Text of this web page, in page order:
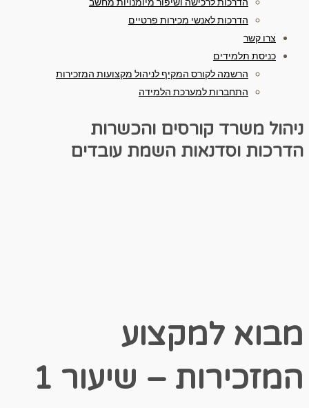
הדרכות לאנשי מכירות פרטיים
צרו קשר
כניסת תלמידים
הרשמה לקורס המקיף לניהול מקצועות המזכירות
התחברות למערכת הלמידה
ניהול משרד קורסים והכשרות
הדרכות וסדנאות השמת עובדים
מבוא למקצוע
המזכירות – שיעור 1